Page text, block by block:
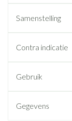
Samenstelling
Contra indicatie
Gebruik
Gegevens